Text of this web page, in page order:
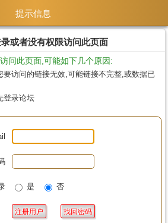
提示信息
或者没有权限访问此页面
问此页面,可能如下几个原因:
访问的链接无效,可能链接不完整,或数据已
登录论坛
是 否